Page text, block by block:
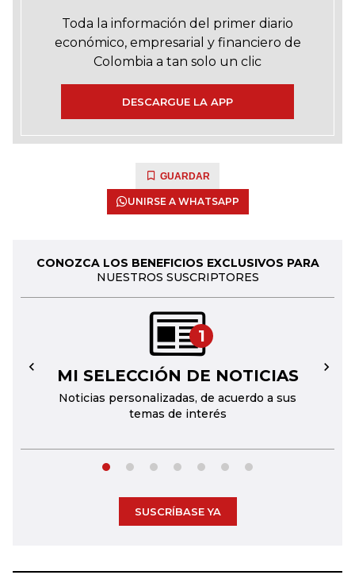
Toda la información del primer diario
económico, empresarial y financiero de
Colombia a tan solo un clic
DESCARGUE LA APP
GUARDAR
UNIRSE A WHATSAPP
CONOZCA LOS BENEFICIOS EXCLUSIVOS PARA
NUESTROS SUSCRIPTORES
1
MI SELECCIÓN DE NOTICIAS
Noticias personalizadas, de acuerdo a sus
temas de interés
← →
SUSCRÍBASE YA